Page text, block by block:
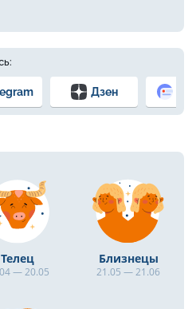
Дзен
Телец
— 20.05
Близнецы
21.05 — 21.06